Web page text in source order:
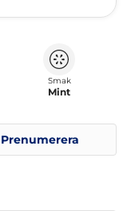
Prenumerera
Smak
Mint